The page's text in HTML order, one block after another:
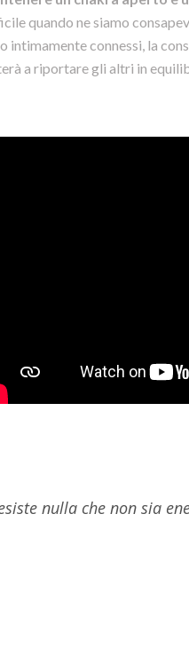
quando ne siamo
intimamente connessi, la
a riportare gli altri in
nulla che non sia